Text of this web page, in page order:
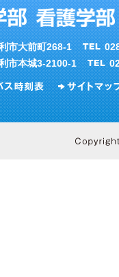
利市大前町268-1
利市本城3-2100-1
時刻表 サイトマップ